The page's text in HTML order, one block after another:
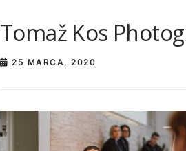
Tomaž Kos
25 MARCA, 2020